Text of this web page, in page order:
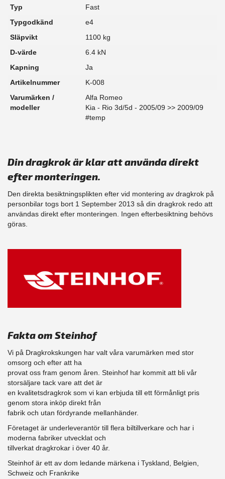
Typ
Fast
Typgodkänd
e4
Släpvikt
1100 kg
D-värde
6.4 kN
Kapning
Ja
Artikelnummer
K-008
Varumärken /
modeller
Alfa Romeo
Kia - Rio 3d/5d - 2005/09 >> 2009/09
#temp
Din dragkrok är klar att använda direkt
efter monteringen.
Den direkta besiktningsplikten efter vid montering av dragkrok på
personbilar togs bort 1 September 2013 så din dragkrok redo att
användas direkt efter monteringen. Ingen efterbesiktning behövs
göras.
Fakta om Steinhof
Vi på Dragkrokskungen har valt våra varumärken med stor
omsorg och efter att ha
provat oss fram genom åren. Steinhof har kommit att bli vår
storsäljare tack vare att det är
en kvalitetsdragkrok som vi kan erbjuda till ett förmånligt pris
genom stora inköp direkt från
fabrik och utan fördyrande mellanhänder.
Företaget är underleverantör till flera biltillverkare och har i
moderna fabriker utvecklat och
tillverkat dragkrokar i över 40 år.
Steinhof är ett av dom ledande märkena i Tyskland, Belgien,
Schweiz och Frankrike